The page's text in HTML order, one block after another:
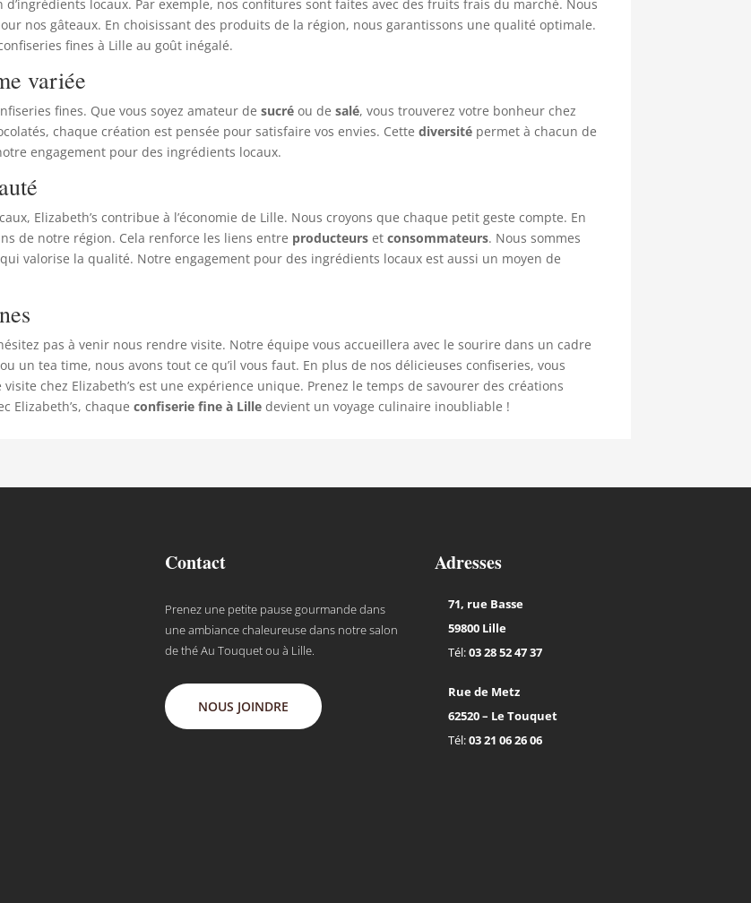
locaux. Par exemple, nos confitures sont faites avec des fruits frais du marché. Nous
nos gâteaux. En choisissant des produits de la région, nous garantissons une qualité optimale.
fines à Lille au goût inégalé.
variée
fines. Que vous soyez amateur desucré ou desalé, vous trouverez votre bonheur chez
chaque création est pensée pour satisfaire vos envies. Cettediversité permet à chacun de
engagement pour des ingrédients locaux.
Elizabeth’s contribue à l’économie de Lille. Nous croyons que chaque petit geste compte. En
de notre région. Cela renforce les liens entre producteurs etconsommateurs. Nous sommes
valorise la qualité. Notre engagement pour des ingrédients locaux est aussi un moyen de
pas à venir nous rendre visite. Notre équipe vous accueillera avec le sourire dans un cadre
un tea time, nous avons tout ce qu’il vous faut. En plus de nos délicieuses confiseries, vous
chez Elizabeth’s est une expérience unique. Prenez le temps de savourer des créations
Elizabeth’s, chaqueconfiserie fine à Lille devient un voyage culinaire inoubliable !
Contact
Prenez une petite pause gourmande dans
une ambiance chaleureuse dans notre salon
de thé Au Touquet ou à Lille.
NOUS JOINDRE
Adresses
71, rue Basse
59800 Lille
Tél:03 28 52 47 37
Rue de Metz
62520 – Le Touquet
Tél:03 21 06 26 06